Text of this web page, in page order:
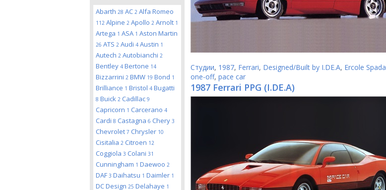
Abarth 28 AC 2 Alfa Romeo
112 Alpine 2 Apollo 2 Arnolt 1
Artega 1 ASA 1 Aston Martin
26 ATS 2 Audi 4 Austin 1
Autech 2 Autobianchi 2
Bentley 4 Bertone 14
Bizzarrini 2 BMW 19 Bond 1
Brilliance 1 Bristol 4 Bugatti
8 Buick 2 Cadillac 9
Capricorn 1 Carcerano 4
Cardi 8 Castagna 6 Chery 3
Chevrolet 7 Chrysler 10
Cisitalia 2 Citroen 12
Coggiola 3 Colani 31
Cunningham 1 Daewoo 2
DAF 3 Daihatsu 1 Daimler 1
DC Design 25 Delahaye 1
Студии, 1987, Ferrari, Designed/Built by I.DE.A, Ercole Spada
one-off, pace car
1987 Ferrari PPG (I.DE.A)